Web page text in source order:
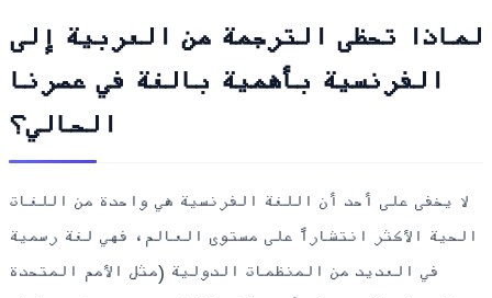
لماذا تحظى الترجمة من العربية إلى
الفرنسية بأهمية بالغة في عصرنا
الحالي؟
لا يخفى على أحد أن اللغة الفرنسية هي واحدة من اللغات
الحية الأكثر انتشاراً على مستوى العالم، فهي لغة رسمية
في العديد من المنظمات الدولية (مثل الأمم المتحدة